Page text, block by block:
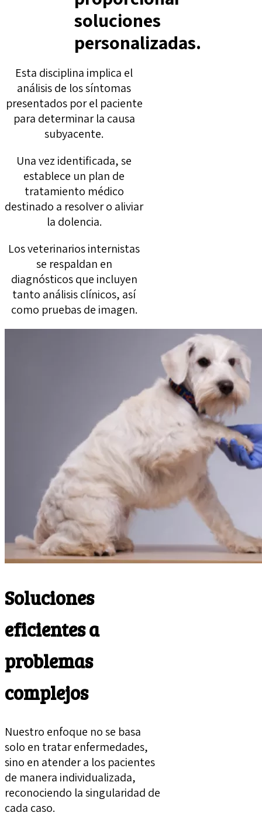
soluciones
personalizadas.
Esta disciplina implica el
análisis de los síntomas
presentados por el paciente
para determinar la causa
subyacente.
Una vez identificada, se
establece un plan de
tratamiento médico
destinado a resolver o aliviar
la dolencia.
Los veterinarios internistas
se respaldan en
diagnósticos que incluyen
tanto análisis clínicos, así
como pruebas de imagen.
Soluciones
eficientes a
problemas
complejos
Nuestro enfoque no se basa
solo en tratar enfermedades,
sino en atender a los pacientes
de manera individualizada,
reconociendo la singularidad de
cada caso.